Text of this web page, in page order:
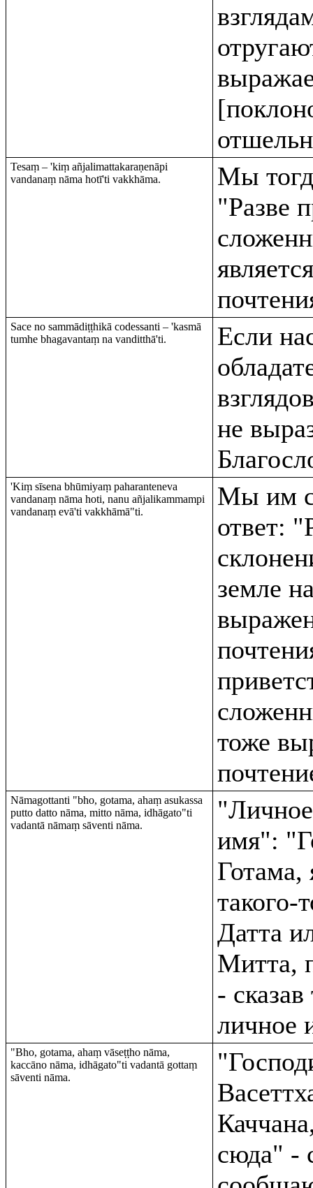
Tesaṃ – 'kiṃ añjalimattakaraṇenāpi
vandanaṃ nāma hotī'ti vakkhāma.
Мы
"Разве
Sace no sammādiṭṭhikā codessanti – 'kasmā
tumhe bhagavantaṃ na vanditthā'ti.
Если
не
'Kiṃ sīsena bhūmiyaṃ paharanteneva
vandanaṃ nāma hoti, nanu añjalikammampi
vandanaṃ evā'ti vakkhāmā"ti.
Мы им
ответ:
земле
тоже
Nāmagottanti "bho, gotama, ahaṃ asukassa
putto datto nāma, mitto nāma, idhāgato"ti
vadantā nāmaṃ sāventi nāma.
имя":
такого-
Датта
Митта,
-
личное
"Bho, gotama, ahaṃ vāseṭṭho nāma,
kaccāno nāma, idhāgato"ti vadantā gottaṃ
sāventi nāma.
сюда" -